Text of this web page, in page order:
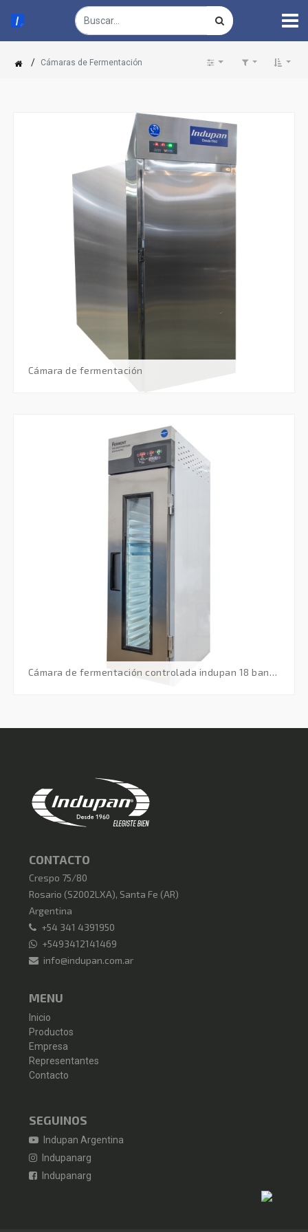
/ Cámaras de Fermentación
cámara de fermentación
cámara de fermentación controlada indupan 18 bandejas 70x45/ 220v(monofásica)
CONTACTO
Crespo 75/80
Rosario (S2002LXA), Santa Fe (AR)
Argentina
+54 341 4391950
+5493412141469
info@indupan.com.ar
MENU
Inicio
Productos
Empresa
Representantes
Contacto
SEGUINOS
Indupan Argentina
Indupanarg
Indupanarg